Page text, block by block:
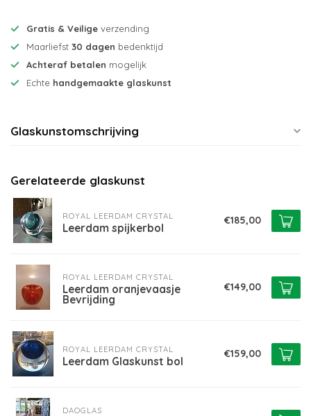
Gratis & Veilige verzending
Maarliefst 30 dagen bedenktijd
Achteraf betalen mogelijk
Echte handgemaakte glaskunst
Glaskunstomschrijving
Gerelateerde glaskunst
ROYAL LEERDAM CRYSTAL
Leerdam spijkerbol
€185,00
ROYAL LEERDAM CRYSTAL
Leerdam oranjevaasje
Bevrijding
€149,00
ROYAL LEERDAM CRYSTAL
Leerdam Glaskunst bol
€159,00
DAOGLAS